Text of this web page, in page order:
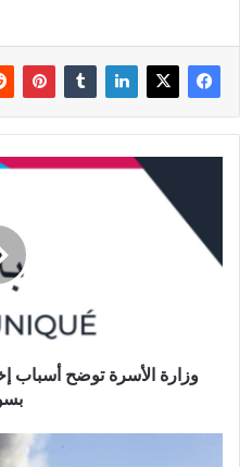
وزارة الأسرة توضح أسباب